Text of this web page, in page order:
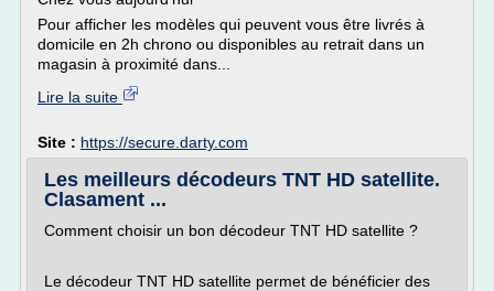
Pour afficher les modèles qui peuvent vous être livrés à
domicile en 2h chrono ou disponibles au retrait dans un
magasin à proximité dans...
Lire la suite
Site : https://secure.darty.com
Les meilleurs décodeurs TNT HD satellite.
Clasament ...
Comment choisir un bon décodeur TNT HD satellite ?
Le décodeur TNT HD satellite permet de bénéficier des